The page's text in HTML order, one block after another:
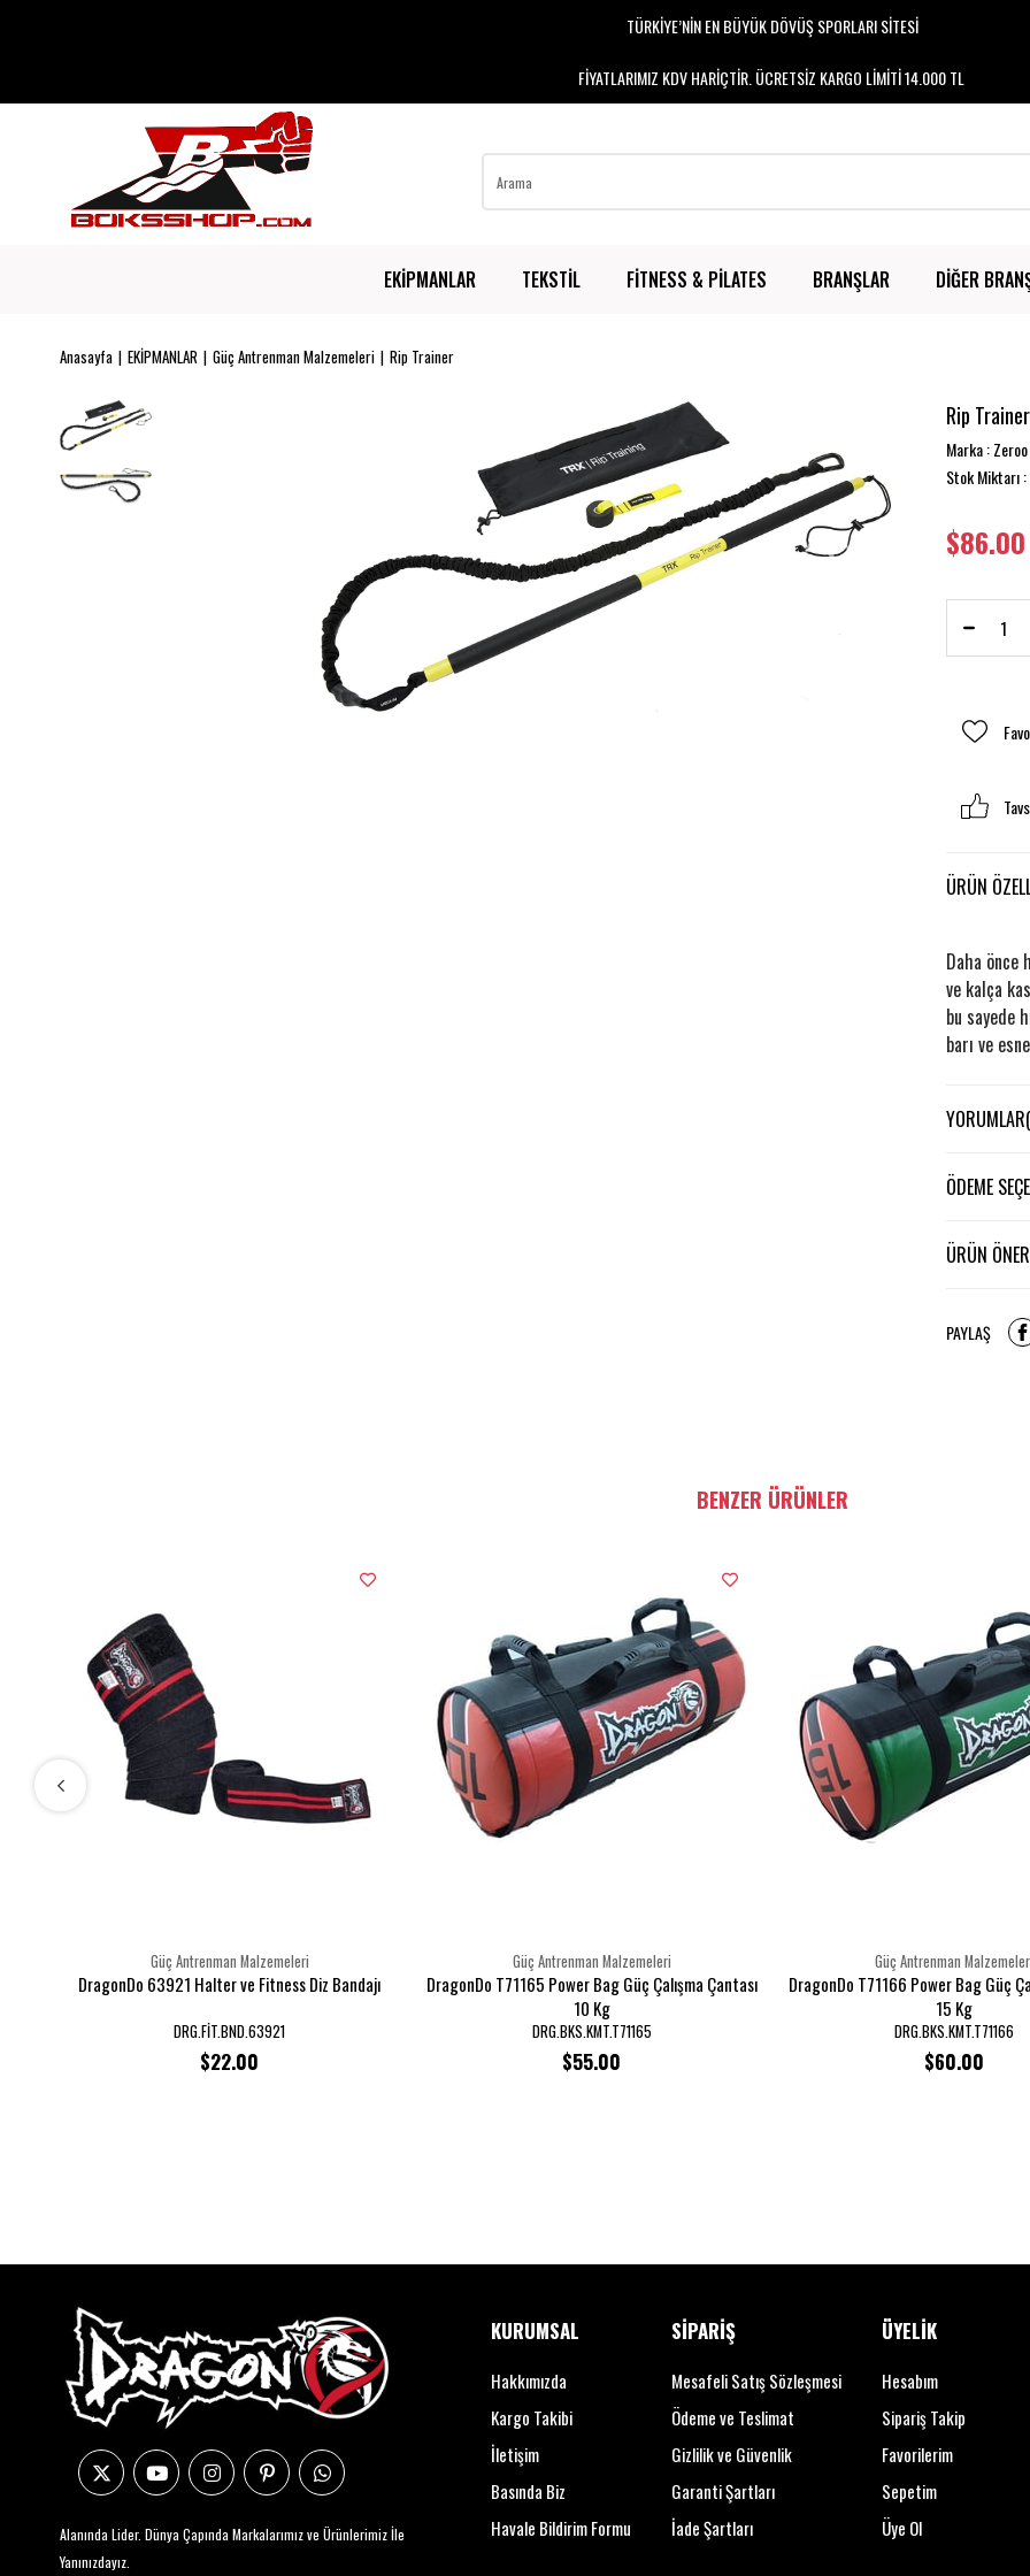
TÜRKİYE’NİN EN BÜYÜK DÖVÜŞ SPORLARI SİTESİ
FİYATLARIMIZ KDV HARİÇTİR. ÜCRETSİZ KARGO LİMİTİ 14.000 TL
EKİPMANLAR TEKSTİL FİTNESS & PİLATES BRANŞLAR DİĞER
Anasayfa EKİPMANLAR Güç Antrenman Malzemeleri Rip Trainer
›
Rip Trainer
Marka:Zeroo
Stok Miktarı:
$86.00
ÜRÜN
Daha önce
ve kalça
bu sayede
barı ve
360° Güç
● D
●
En
●
RIP
●
Core Güç
Sporcular
Çelik
izinle
YORUMLAR
ÖDEME
ÜRÜN
PAYLAŞ
BENZER ÜRÜNLER
Güç Antrenman Malzemeleri
DragonDo 63921 Halter ve Fitness Diz Bandajı
DRG.FİT.BND.63921
$22.00
Güç Antrenman Malzemeleri
DragonDo T71165 Power Bag Güç Çalışma Çantası
10 Kg
DRG.BKS.KMT.T71165
$55.00
Güç Antrenman
DragonDo T71166 Power Bag Güç
15 Kg
DRG.BKS.KMT.T71166
$60.00
Alanında Lider. Dünya Çapında Markalarımız ve Ürünlerimiz İle
Yanınızdayız.
KURUMSAL
Hakkımızda
Kargo Takibi
İletişim
Basında Biz
Havale Bildirim Formu
SİPARİŞ
Mesafeli Satış Sözleşmesi
Ödeme ve Teslimat
Gizlilik ve Güvenlik
Garanti Şartları
İade Şartları
ÜYELİK
Hesabım
Sipariş Takip
Favorilerim
Sepetim
Üye Ol